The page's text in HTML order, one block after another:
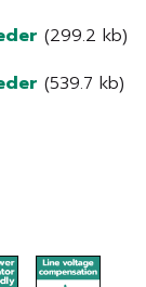
(299.2 kb)
(539.7 kb)